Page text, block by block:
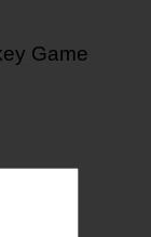
Game